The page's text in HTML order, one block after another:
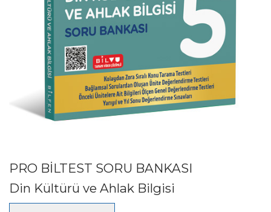
PRO BİLTEST SORU BANKASI
Din Kültürü ve Ahlak Bilgisi